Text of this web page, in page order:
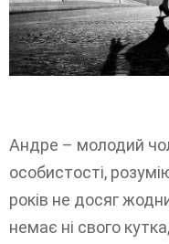
Андре – молодий
особистості,
років не досяг
немає ні свого